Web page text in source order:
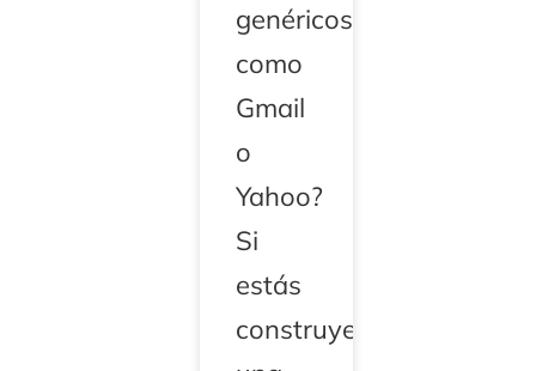
genéricos
como
Gmail
o
Yahoo?
Si
estás
construyendo